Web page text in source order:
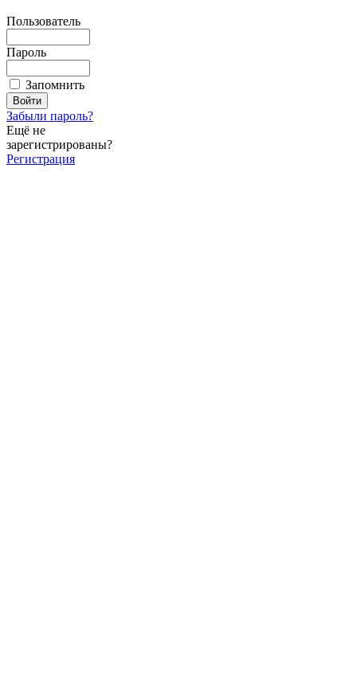
Пользователь
Пароль
Запомнить
Забыли пароль?
Ещё не
зарегистрированы?
Регистрация